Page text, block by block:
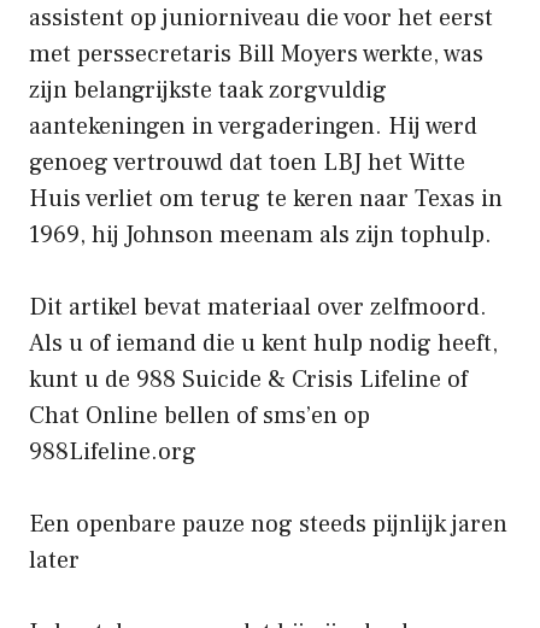
assistent op juniorniveau die voor het eerst
met perssecretaris Bill Moyers werkte, was
zijn belangrijkste taak zorgvuldig
aantekeningen in vergaderingen. Hij werd
genoeg vertrouwd dat toen LBJ het Witte
Huis verliet om terug te keren naar Texas in
1969, hij Johnson meenam als zijn tophulp.
Dit artikel bevat materiaal over zelfmoord.
Als u of iemand die u kent hulp nodig heeft,
kunt u de 988 Suicide & Crisis Lifeline of
Chat Online bellen of sms’en op
988Lifeline.org
Een openbare pauze nog steeds pijnlijk jaren
later